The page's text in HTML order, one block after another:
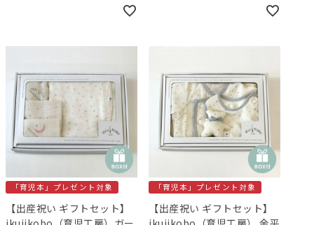
「育児本」プレゼント対象
【出産祝い ギフトセット】
「育児本」プレゼント対象
【出産祝い ギフトセット】